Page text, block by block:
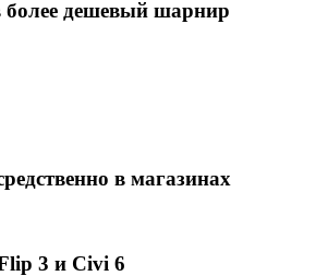
более дешевый шарнир
в магазинах
3 и Civi 6